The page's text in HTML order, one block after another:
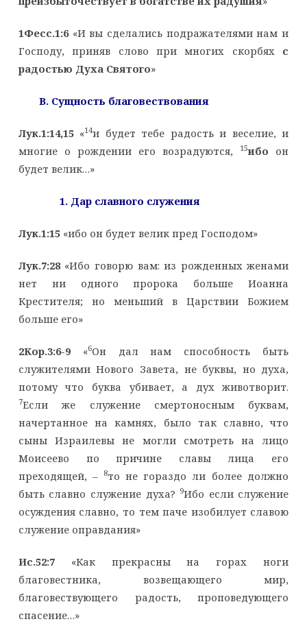
1Фесс.1:6«И вы сделались подражателями нам и
Господу, приняв слово при многих скорбях с
радостью Духа Святого»
B. Сущность благовествования
Лук.1:14,15«14и будет тебе радость и веселие, и
многие о рождении его возрадуются,
15ибо он
будет велик…»
1. Дар славного служения
Лук.1:15«ибо он будет велик пред Господом»
Лук.7:28«Ибо говорю вам: из рожденных женами
нет ни одного пророка больше Иоанна
Крестителя; но меньший в Царствии Божием
больше его»
2Кор.3:6-9«6Он дал нам способность быть
служителями Нового Завета, не буквы, но духа,
потому что буква убивает, а дух животворит.
7Если же служение смертоносным буквам,
начертанное на камнях, было так славно, что
сыны Израилевы не могли смотреть на лицо
Моисеево по причине славы лица его
преходящей, – 8то не гораздо ли более должно
быть славно служение духа? 9Ибо если служение
осуждения славно, то тем паче изобилует славою
служение оправдания»
Ис.52:7«Как прекрасны на горах ноги
благовестника, возвещающего мир,
благовествующего радость, проповедующего
спасение…»